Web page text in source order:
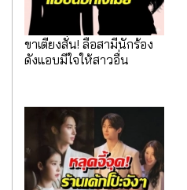
ขาเตียงสั่น! ลือสามีนักร้อง
ดังแอบมีใจให้สาวอื่น